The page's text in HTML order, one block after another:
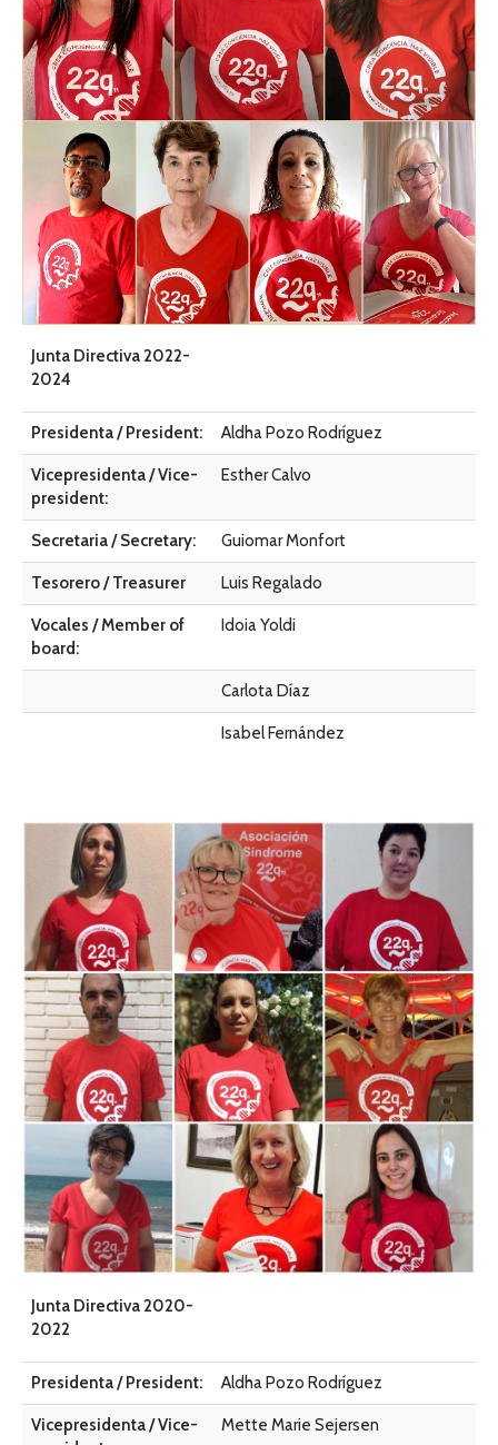
Junta Directiva 2022-
2024
Presidenta / President: Aldha Pozo Rodríguez
Vicepresidenta / Vice-
president:
Esther Calvo
Secretaria / Secretary: Guiomar Monfort
Tesorero / Treasurer Luis Regalado
Vocales / Member of
board:
Idoia Yoldi
Carlota Díaz
Isabel Fernández
Junta Directiva 2020-
2022
Presidenta / President: Aldha Pozo Rodríguez
Vicepresidenta / Vice-
Mette Marie Sejersen